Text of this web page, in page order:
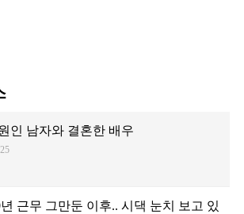
인 남자와 결혼한 배우
근무 그만둔 이후.. 시댁 눈치 보고 있